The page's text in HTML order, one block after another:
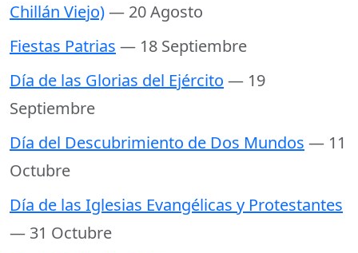
Chillán Viejo)— 20 Agosto
Fiestas Patrias — 18 Septiembre
Día de las Glorias del Ejército — 19
Septiembre
Día del Descubrimiento de Dos Mundos — 11
Octubre
Día de las Iglesias Evangélicas y Protestantes
— 31 Octubre